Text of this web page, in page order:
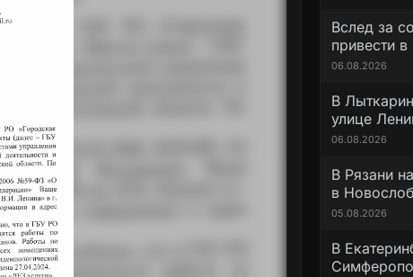
Вслед за
привести
06.08.2026
В
улице
06.08.2026
В Рязани
в
05.08.2026
В